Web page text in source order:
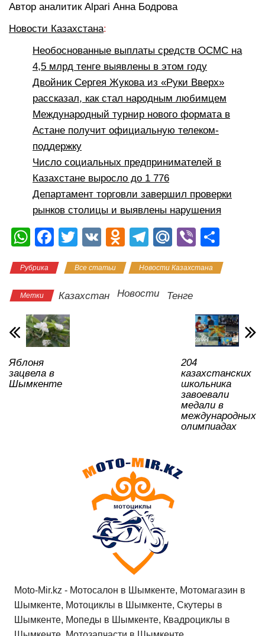
Автор аналитик Alpari Анна Бодрова
Новости Казахстана:
Необоснованные выплаты средств ОСМС на
4,5 млрд тенге выявлены в этом году
Двойник Сергея Жукова из «Руки Вверх»
рассказал, как стал народным любимцем
Международный турнир нового формата в
Астане получит официальную телеком-
поддержку
Число социальных предпринимателей в
Казахстане выросло до 1 776
Департамент торговли завершил проверки
рынков столицы и выявлены нарушения
W
at
s
A
p
p
F
c
e
b
o
o
k
T
tt
er
V
O
n
o
T
e
gr
M
.R
u
Vi
er р
в
и
ть
Рубрика Все статьи Новости Казахстана
Метки Казахстан Новости Тенге
Яблоня
зацвела в
Шымкенте
204
казахстанских
школьника
завоевали
медали в
международных
олимпиадах
Moto-Mir.kz - Мотосалон в Шымкенте, Мотомагазин в
Шымкенте, Мотоциклы в Шымкенте, Скутеры в
Шымкенте, Мопеды в Шымкенте, Квадроциклы в